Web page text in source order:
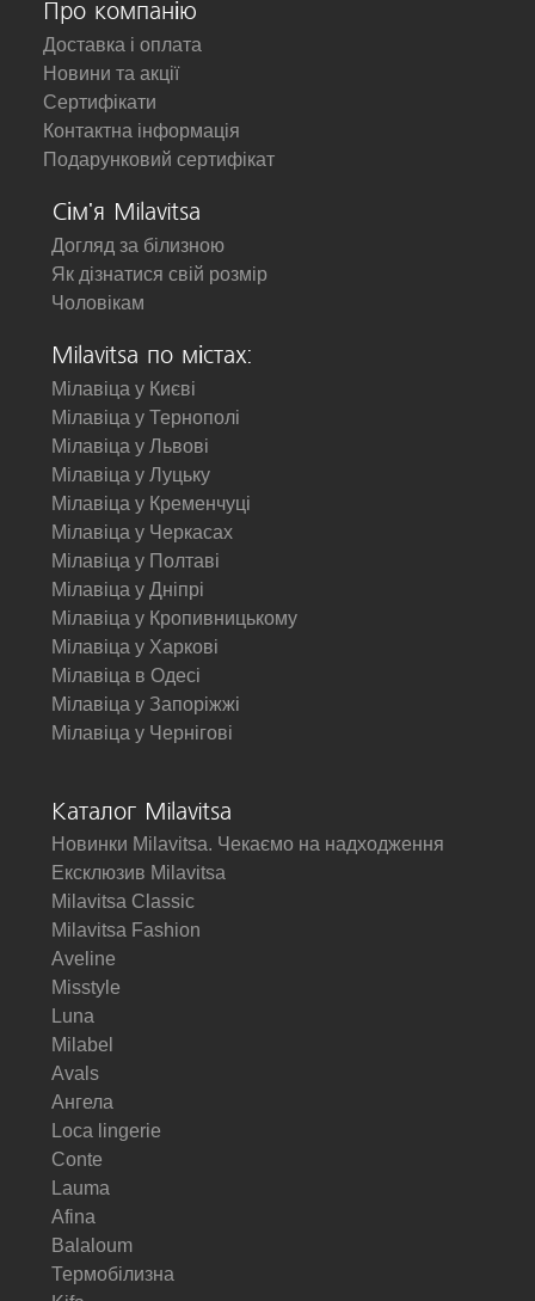
Про компанію
Доставка і оплата
Новини та акції
Сертифікати
Контактна інформація
Подарунковий сертифікат
Сім'я Milavitsa
Догляд за білизною
Як дізнатися свій розмір
Чоловікам
Milavitsa по містах:
Мілавіца у Києві
Мілавіца у Тернополі
Мілавіца у Львові
Мілавіца у Луцьку
Мілавіца у Кременчуці
Мілавіца у Черкасах
Мілавіца у Полтаві
Мілавіца у Дніпрі
Мілавіца у Кропивницькому
Мілавіца у Харкові
Мілавіца в Одесі
Мілавіца у Запоріжжі
Мілавіца у Чернігові
Каталог Milavitsa
Новинки Milavitsa. Чекаємо на надходження
Ексклюзив Milavitsa
Milavitsa Classic
Milavitsa Fashion
Aveline
Misstyle
Luna
Milabel
Avals
Ангела
Loca lingerie
Conte
Lauma
Afina
Balaloum
Термобілизна